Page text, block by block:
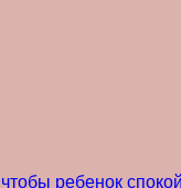
ребенок